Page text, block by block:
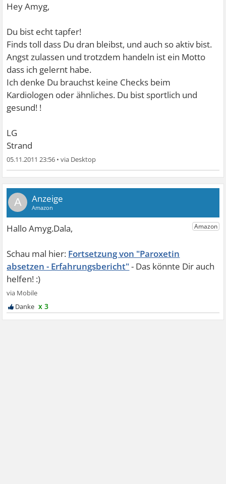
Hey Amyg,
Du bist echt tapfer!
Finds toll dass Du dran bleibst, und auch so aktiv bist.
Angst zulassen und trotzdem handeln ist ein Motto
dass ich gelernt habe.
Ich denke Du brauchst keine Checks beim
Kardiologen oder ähnliches. Du bist sportlich und
gesund! !
LG
Strand
05.11.2011 23:56 •
A
Fortsetzung von "Paroxetin
absetzen - Erfahrungsbericht"
x 3